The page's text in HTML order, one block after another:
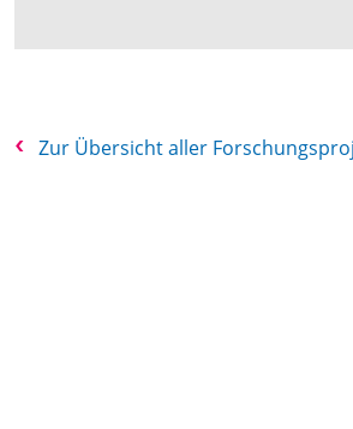
Zur Übersicht aller